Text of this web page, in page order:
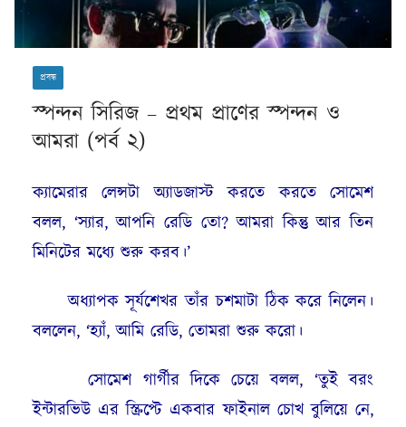
প্রবন্ধ
স্পন্দন সিরিজ – প্রথম প্রাণের স্পন্দন ও
আমরা (পর্ব ২)
ক্যামেরার লেন্সটা অ্যাডজাস্ট করতে করতে সোমেশ
বলল, ‘স্যার, আপনি রেডি তো? আমরা কিন্তু আর তিন
মিনিটের মধ্যে শুরু করব।’
অধ্যাপক সূর্যশেখর তাঁর চশমাটা ঠিক করে নিলেন।
বললেন, ‘হ্যাঁ, আমি রেডি, তোমরা শুরু করো।
সোমেশ গার্গীর দিকে চেয়ে বলল, ‘তুই বরং
ইন্টারভিউ এর স্ক্রিপ্টে একবার ফাইনাল চোখ বুলিয়ে নে,